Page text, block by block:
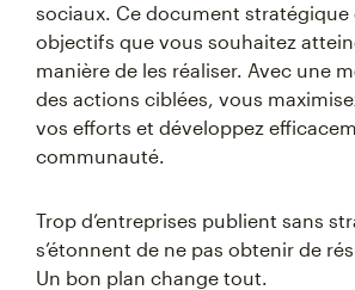
sociaux. Ce document stratégique
objectifs que vous souhaitez
manière de les réaliser. Avec une
des actions ciblées, vous
vos efforts et développez
communauté.
Trop d’entreprises publient sans
s’étonnent de ne pas obtenir de
Un bon plan change tout.